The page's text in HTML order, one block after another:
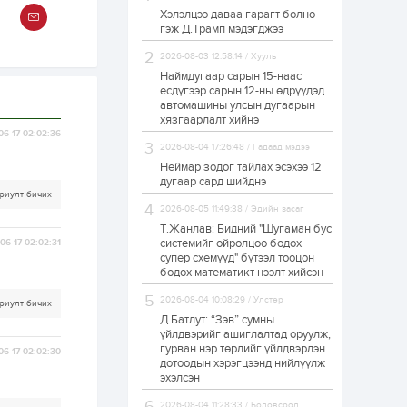
17 02:02:36
бичих
17 02:02:31
бичих
17 02:02:30
ЗГ: Автобензин,
дизель түлшний
онцгой албан
татварыг тэглэлээ
1 өдөр 2
З.Мэндсайхан:
Хүнсний нөөцийг
бэлтгэх агуулах,
зоорь бэлтгэх ААН-
үүдэд хөнгөлөлттэй
зээл олгоно
1 өдөр
Европ дахь
монголчуудын
соёлын наадам
боллоо
1 өдөр 2 0
Өнгөрсөн сард
1,439.2 кг үнэт
металл худалдан
авчээ
Хэлэлцээ даваа гарагт болно
гэж Д.Трамп мэдэгджээ
2026-08-03 12:58:14 / Хууль
Наймдугаар сарын 15-наас
есдүгээр сарын 12-ны өдрүүдэд
автомашины улсын дугаарын
хязгаарлалт хийнэ
2026-08-04 17:26:48 / Гадаад мэдээ
Неймар зодог тайлах эсэхээ 12
дугаар сард шийднэ
2026-08-05 11:49:38 / Эдийн засаг
Т.Жанлав: Бидний "Шугаман бус
системийг ойролцоо бодох
супер схемүүд" бүтээл тооцон
бодох математикт нээлт хийсэн
2026-08-04 10:08:29 / Улстөр
Д.Батлут: “Зэв” сумны
үйлдвэрийг ашиглалтад оруулж,
гурван нэр төрлийг үйлдвэрлэн
дотоодын хэрэгцээнд нийлүүлж
эхэлсэн